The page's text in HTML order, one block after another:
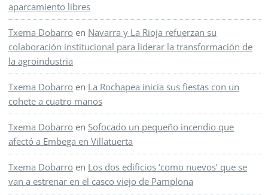
aparcamiento libres
Txema Dobarro en Navarra y La Rioja refuerzan su
colaboración institucional para liderar la transformación de
la agroindustria
Txema Dobarro en La Rochapea inicia sus fiestas con un
cohete a cuatro manos
Txema Dobarro en Sofocado un pequeño incendio que
afectó a Embega en Villatuerta
Txema Dobarro en Los dos edificios ‘como nuevos’ que se
van a estrenar en el casco viejo de Pamplona